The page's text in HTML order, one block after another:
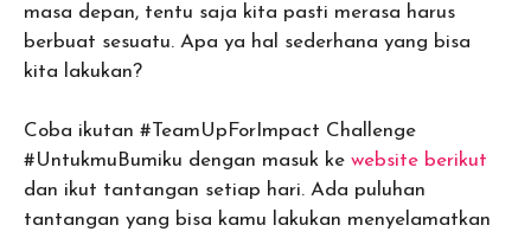
masa depan, tentu saja kita pasti merasa harus
berbuat sesuatu. Apa ya hal sederhana yang bisa
kita lakukan?
Coba ikutan #TeamUpForImpact Challenge
#UntukmuBumiku dengan masuk ke website berikut
dan ikut tantangan setiap hari. Ada puluhan
tantangan yang bisa kamu lakukan menyelamatkan